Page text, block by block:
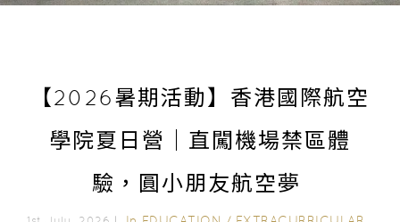
【2026暑期活動】香港國際航空
學院夏日營｜直闖機場禁區體
驗，圓小朋友航空夢